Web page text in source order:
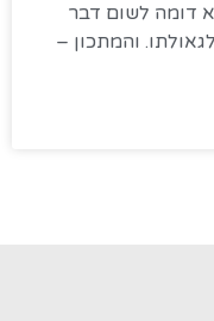
דומה לשום דבר
והמתכון –